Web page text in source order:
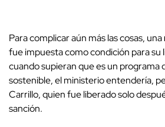
Para complicar aún más las cosas, una
fue impuesta como condición para su
cuando supieran que es un programa
sostenible, el ministerio entendería,
Carrillo, quien fue liberado solo
sanción.